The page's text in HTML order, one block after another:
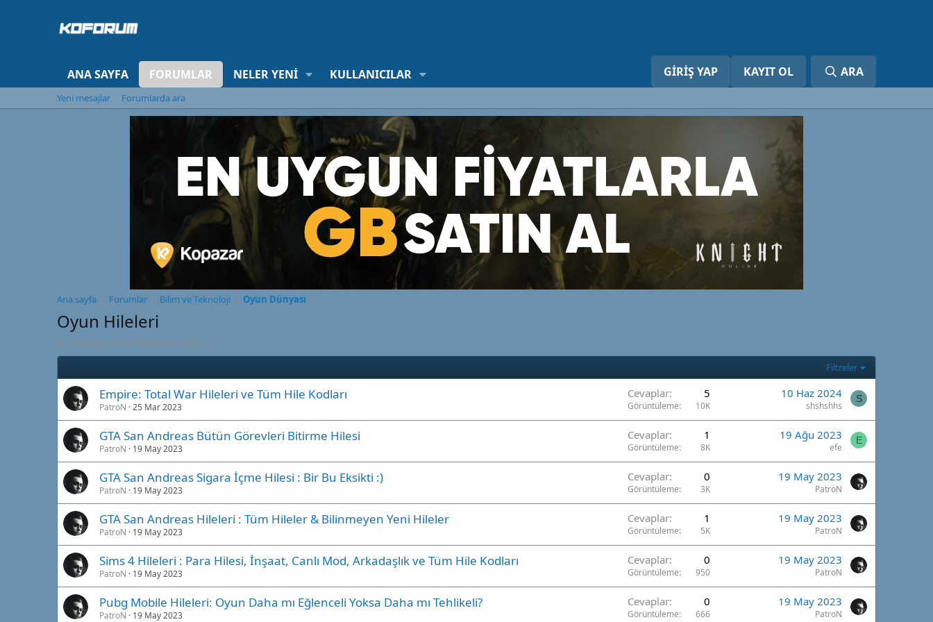
ANA SAYFA FORUMLAR NELER YENI KULLANICILAR GIRIŞ YAP KAYIT OL ARA
Yeni mesajlar Forumlarda ara
Ana sayfa Forumlar Bilim ve Teknoloji Oyun Dünyası
Oyun Hileleri
Pc, Mobil ve online oyunların hileleri...
Filtreler
Empire: Total War Hileleri ve Tüm Hile Kodları
PatroN 25 Mar 2023
Cevaplar 5
Görüntüleme 10K
10 Haz 2024
shshshhs
S
GTA San Andreas Bütün Görevleri Bitirme Hilesi
PatroN 19 May 2023
Cevaplar 1
Görüntüleme 8K
19 Ağu 2023
efe
E
GTA San Andreas Sigara İçme Hilesi : Bir Bu Eksikti :)
PatroN 19 May 2023
Cevaplar 0
Görüntüleme 3K
19 May 2023
PatroN
GTA San Andreas Hileleri : Tüm Hileler & Bilinmeyen Yeni Hileler
PatroN 19 May 2023
Cevaplar 1
Görüntüleme 5K
19 May 2023
PatroN
Sims 4 Hileleri : Para Hilesi, İnşaat, Canlı Mod, Arkadaşlık ve Tüm Hile Kodları
PatroN 19 May 2023
Cevaplar 0
Görüntüleme 950
19 May 2023
PatroN
Pubg Mobile Hileleri: Oyun Daha mı Eğlenceli Yoksa Daha mı Tehlikeli?
PatroN 19 May 2023
Cevaplar 0
Görüntüleme 666
19 May 2023
PatroN